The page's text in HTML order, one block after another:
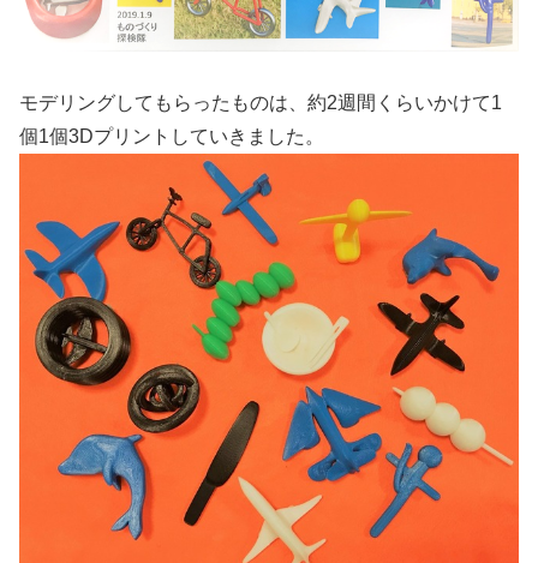
モデリングしてもらったものは、約2週間くらいかけて1
個1個3Dプリントしていきました。